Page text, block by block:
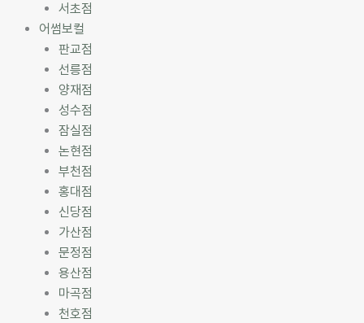
서초점
어썸보컬
판교점
선릉점
양재점
성수점
잠실점
논현점
부천점
홍대점
신당점
가산점
문정점
용산점
마곡점
천호점